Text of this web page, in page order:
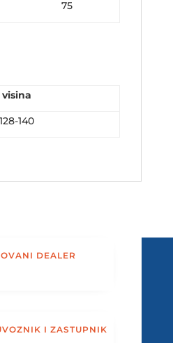
75
visina
128-140
DEALER
I ZASTUPNIK